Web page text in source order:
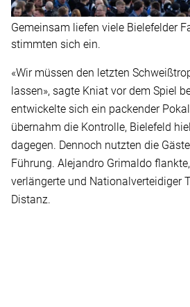
Gemeinsam liefen viele Bielefelder
stimmten sich ein.
«Wir müssen den letzten
lassen», sagte Kniat vor dem Spiel
entwickelte sich ein packender
übernahm die Kontrolle, Bielefeld
dagegen. Dennoch nutzten die
Führung. Alejandro Grimaldo
verlängerte und Nationalverteidiger
Distanz.